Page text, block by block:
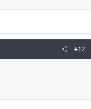
#12